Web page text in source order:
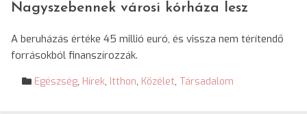
Nagyszebennek városi kórháza lesz
A beruházás értéke 45 millió euró, és vissza nem térítendő
forrásokból finanszírozzák.
Egészség, Hírek, Itthon, Közélet, Társadalom